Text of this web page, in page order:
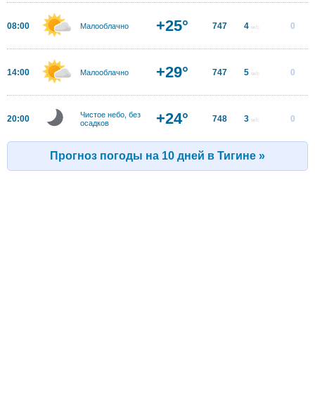
08:00 Малооблачно +25° 747 4 м/с 0
14:00 Малооблачно +29° 747 5 м/с 0
20:00
Чистое небо, без
осадков
+24° 748 3 м/с 0
Прогноз погоды на 10 дней в Тигине »